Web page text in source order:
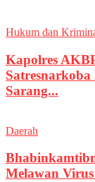
Hukum dan
Kapolres
Sarang...
Daerah
Melawan